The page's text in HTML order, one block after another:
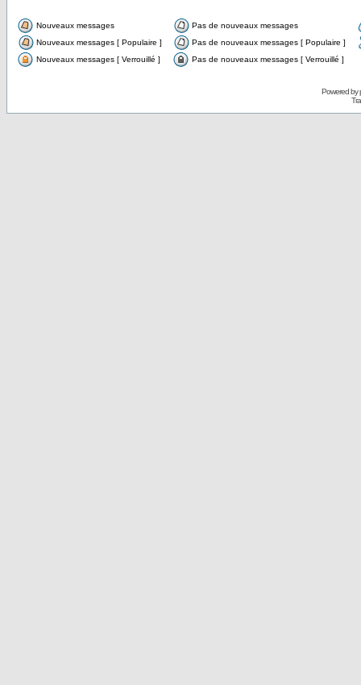
Nouveaux messages
Pas de nouveaux messages
Nouveaux messages [ Populaire ]
Pas de nouveaux messages [ Populaire ]
Nouveaux messages [ Verrouillé ]
Pas de nouveaux messages [ Verrouillé ]
Powered by